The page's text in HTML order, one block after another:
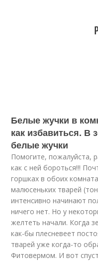
Белые жучки в
как избавиться. В
белые жучки
Помогите, пожалуйста,
как с ней бороться!!!
горшках в обоих
малюсеньких тварей
интенсивно начинают
ничего нет. Но у
желтеть начали. Когда
как-бы плесневеет
тварей уже когда-то
Фитовермом. И вот